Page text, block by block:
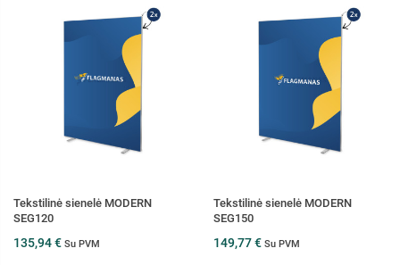
Tekstilinė sienelė MODERN
SEG120
135,94 € Su PVM
Tekstilinė sienelė MODERN
SEG150
149,77 € Su PVM